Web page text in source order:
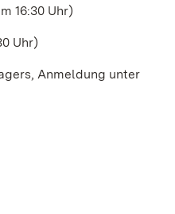
16:30 Uhr)
Uhr)
Anmeldung unter